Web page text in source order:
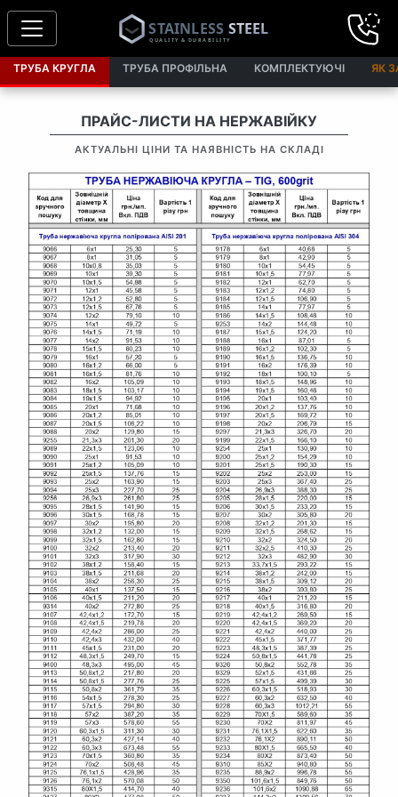
ПРАЙС-ЛИСТИ НА НЕРЖАВІЙКУ
АКТУАЛЬНІ ЦІНИ ТА НАЯВНІСТЬ НА СКЛАДІ
ТРУБА КРУГЛА ТРУБА ПРОФІЛЬНА КОМПЛЕКТУЮЧІ ЯК